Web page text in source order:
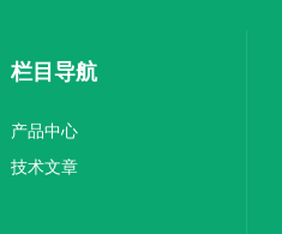
栏目导航
产品中心
技术文章